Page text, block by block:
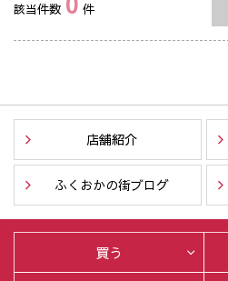
該当件数 件
店舗紹介
ふくおかの街ブログ
買う